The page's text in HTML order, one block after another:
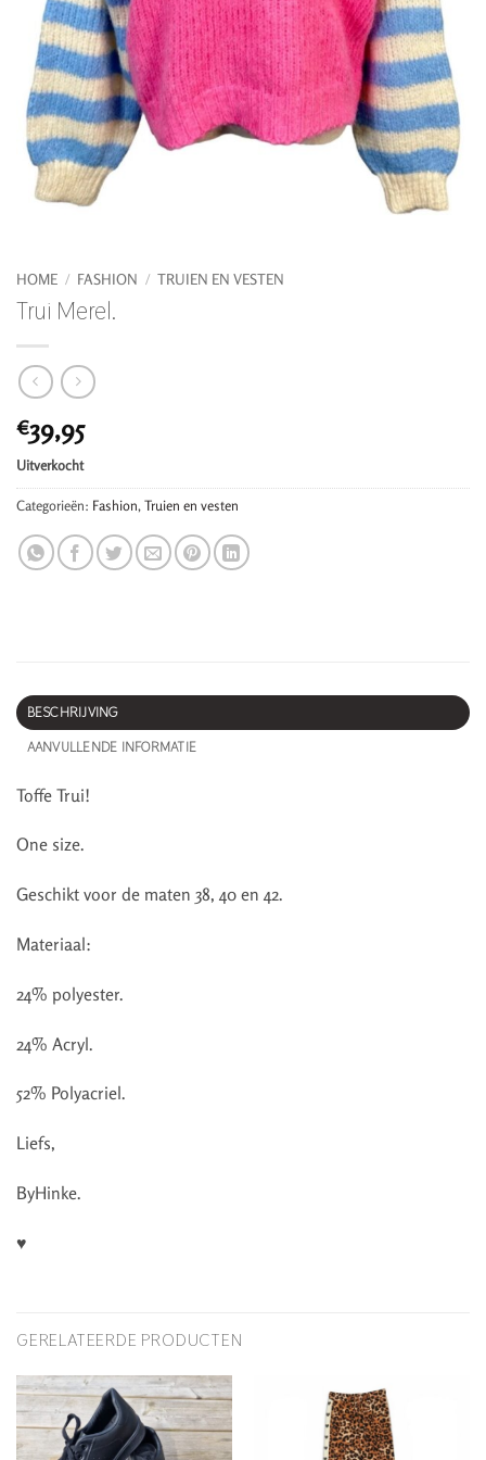
HOME / FASHION / TRUIEN EN VESTEN
Trui Merel.
€39,95
Uitverkocht
Categorieën: Fashion, Truien en vesten
BESCHRIJVING
AANVULLENDE INFORMATIE
Toffe Trui!
One size.
Geschikt voor de maten 38, 40 en 42.
Materiaal:
24% polyester.
24% Acryl.
52% Polyacriel.
Liefs,
ByHinke.
♥
GERELATEERDE PRODUCTEN